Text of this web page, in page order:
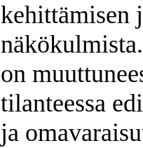
kehittämisen
on
tilanteessa
ja